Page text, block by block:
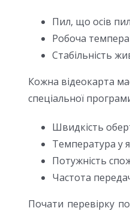
Пил, що осів
Робоча
Стабільність
Кожна відеокарта
спеціальної
Швидкість
Температура у
Потужність
Частота
Почати перевірку